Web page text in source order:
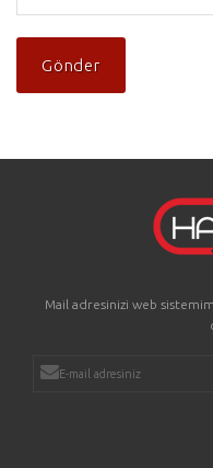
Mail adresinizi web